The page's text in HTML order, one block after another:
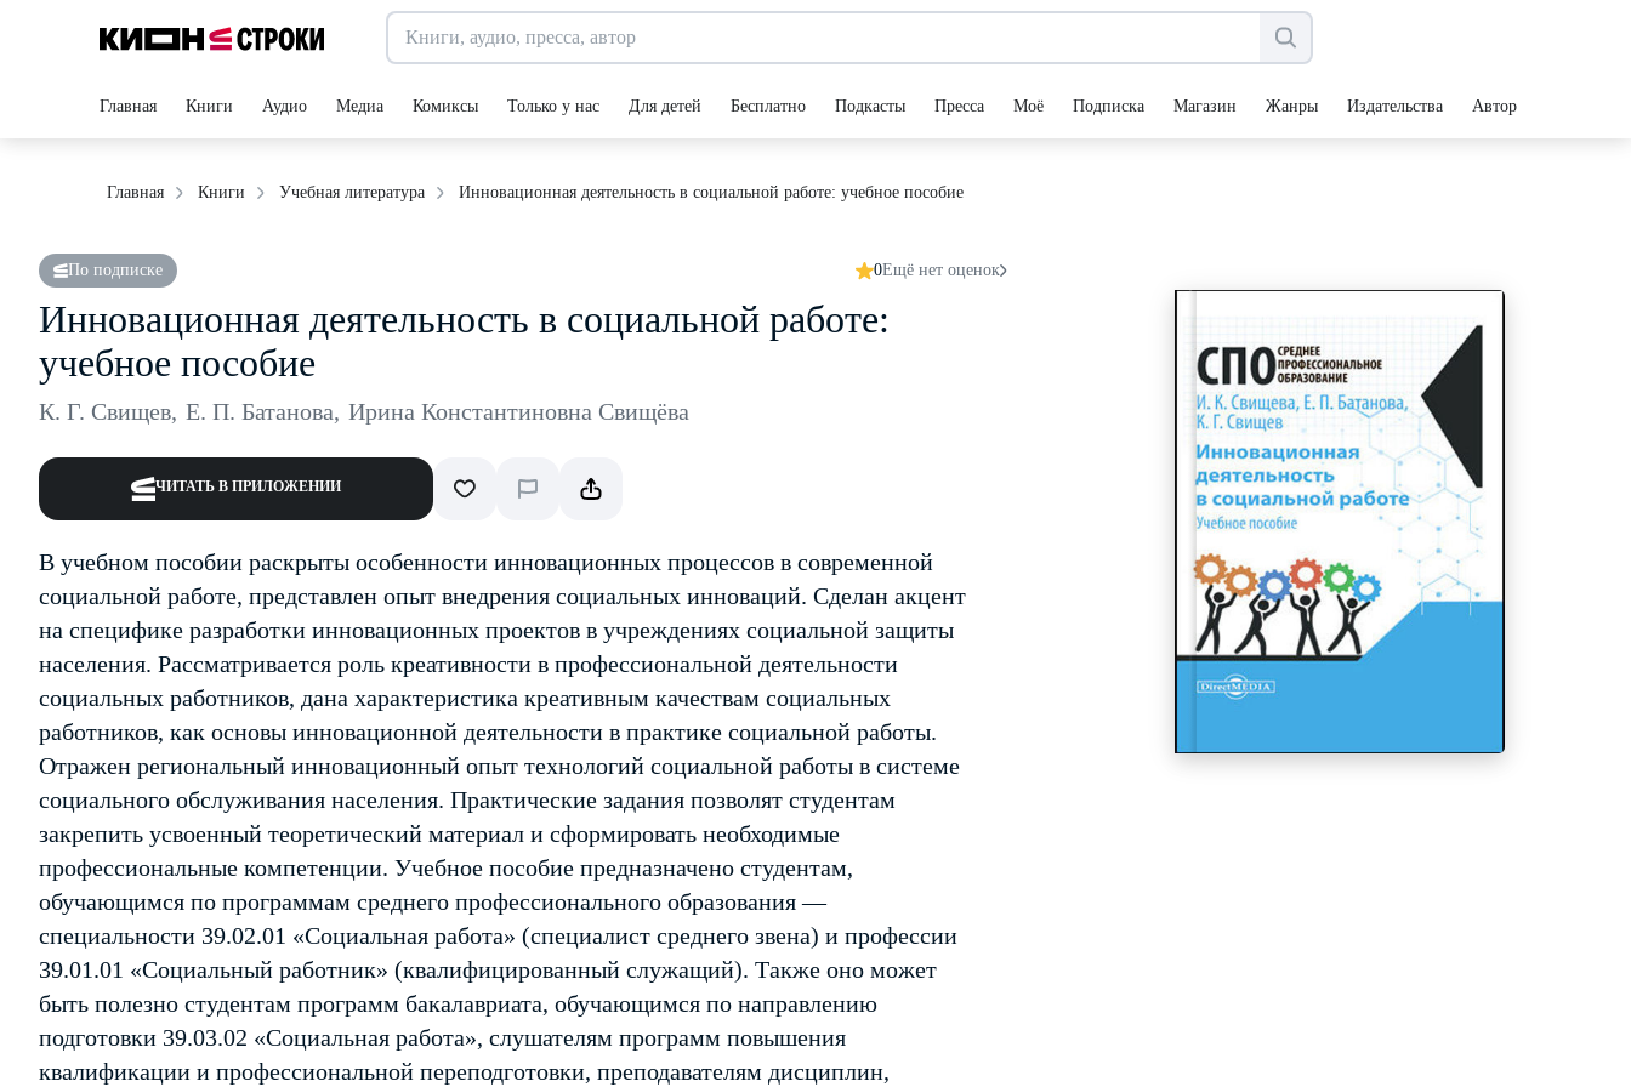
Главная Книги Аудио Медиа Комиксы Только у нас Для детей Бесплатно Подкасты Пресса Моё Подписка Магазин Жанры Издательства Авторы
Главная Книги Учебная литература Инновационная деятельность в социальной работе: учебное пособие
По подписке 0Ещё нет оценок
Инновационная деятельность в социальной работе:
учебное пособие
К. Г. Свищев, Е. П. Батанова, Ирина Константиновна Свищёва
ЧИТАТЬ В ПРИЛОЖЕНИИ
В учебном пособии раскрыты особенности инновационных процессов в современной
социальной работе, представлен опыт внедрения социальных инноваций. Сделан акцент
на специфике разработки инновационных проектов в учреждениях социальной защиты
населения. Рассматривается роль креативности в профессиональной деятельности
социальных работников, дана характеристика креативным качествам социальных
работников, как основы инновационной деятельности в практике социальной работы.
Отражен региональный инновационный опыт технологий социальной работы в системе
социального обслуживания населения. Практические задания позволят студентам
закрепить усвоенный теоретический материал и сформировать необходимые
профессиональные компетенции. Учебное пособие предназначено студентам,
обучающимся по программам среднего профессионального образования —
специальности 39.02.01 «Социальная работа» (специалист среднего звена) и профессии
39.01.01 «Социальный работник» (квалифицированный служащий). Также оно может
быть полезно студентам программ бакалавриата, обучающимся по направлению
подготовки 39.03.02 «Социальная работа», слушателям программ повышения
квалификации и профессиональной переподготовки, преподавателям дисциплин,